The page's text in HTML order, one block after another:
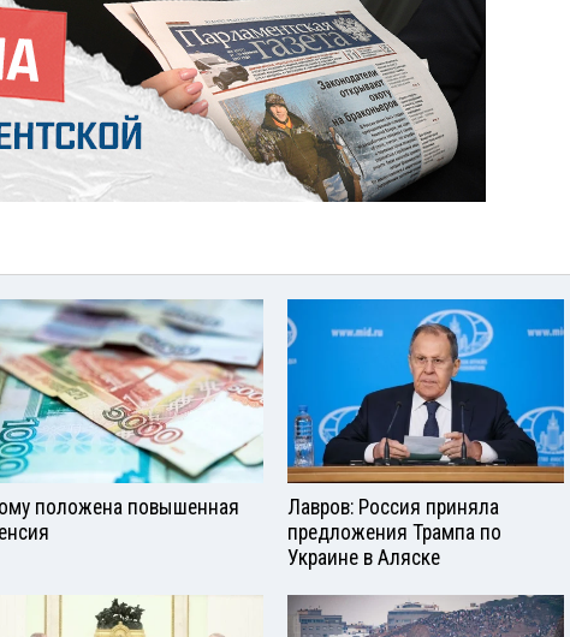
положена повышенная
Лавров: Россия приняла
предложения Трампа по
Украине в Аляске